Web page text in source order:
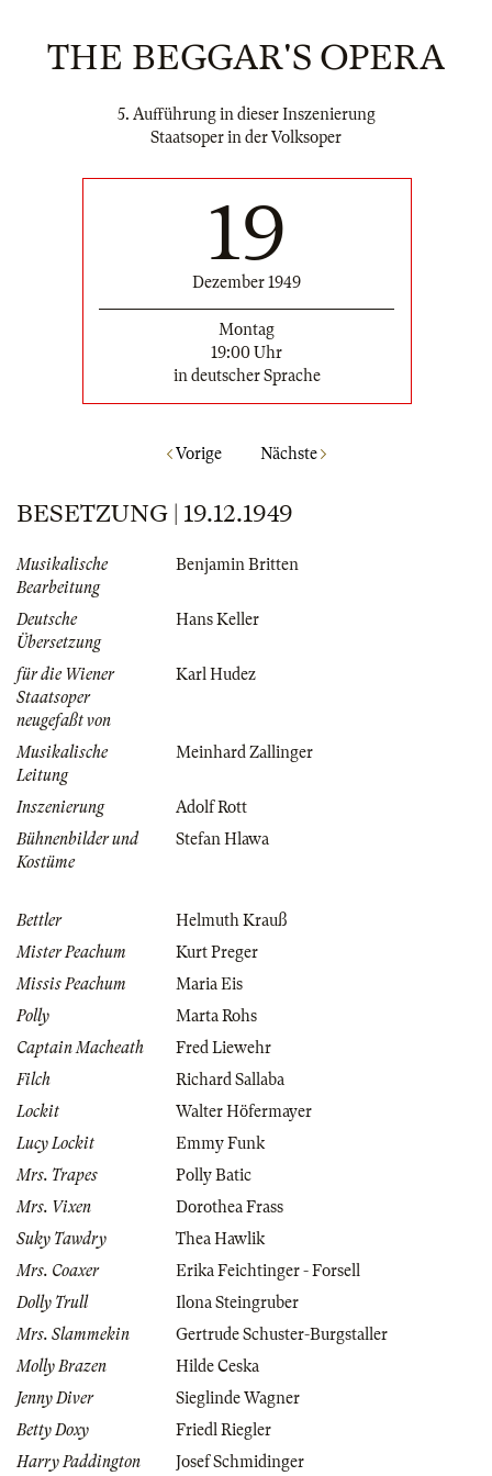
THE BEGGAR'S OPERA
5. Aufführung in dieser Inszenierung
Staatsoper in der Volksoper
19
Dezember 1949
Montag
19:00 Uhr
in deutscher Sprache
Vorige Nächste
BESETZUNG | 19.12.1949
Musikalische
Bearbeitung
Benjamin Britten
Deutsche
Übersetzung
Hans Keller
für die Wiener
Staatsoper
neugefaßt von
Karl Hudez
Musikalische
Leitung
Meinhard Zallinger
Inszenierung
Adolf Rott
Bühnenbilder und
Kostüme
Stefan Hlawa
Bettler
Helmuth Krauß
Mister Peachum
Kurt Preger
Missis Peachum
Maria Eis
Polly
Marta Rohs
Captain Macheath
Fred Liewehr
Filch
Richard Sallaba
Lockit
Walter Höfermayer
Lucy Lockit
Emmy Funk
Mrs. Trapes
Polly Batic
Mrs. Vixen
Dorothea Frass
Suky Tawdry
Thea Hawlik
Mrs. Coaxer
Erika Feichtinger - Forsell
Dolly Trull
Ilona Steingruber
Mrs. Slammekin
Gertrude Schuster-Burgstaller
Molly Brazen
Hilde Ceska
Jenny Diver
Sieglinde Wagner
Betty Doxy
Friedl Riegler
Harry Paddington
Josef Schmidinger